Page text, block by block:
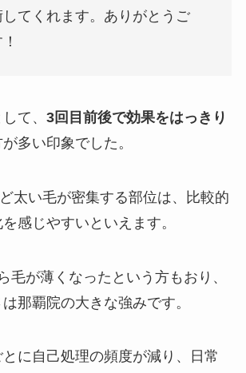
てくれます。ありがとうご
て、 3回目前後で効果をはっきり
多い印象でした。
太い毛が密集する部位は、比較的
感じやすいといえます。
毛が薄くなったという方もおり、
那覇院の大きな強みです。
に自己処理の頻度が減り、日常